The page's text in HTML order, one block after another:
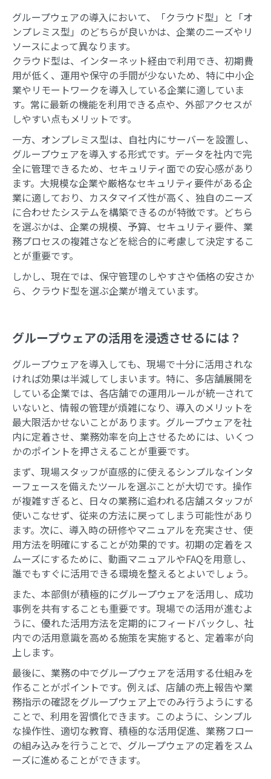
グループウェアの導入において、「クラウド型」と「オ
ンプレミス型」のどちらが良いかは、企業のニーズやリ
ソースによって異なります。
クラウド型は、インターネット経由で利用でき、初期費
用が低く、運用や保守の手間が少ないため、特に中小企
業やリモートワークを導入している企業に適していま
す。常に最新の機能を利用できる点や、外部アクセスが
しやすい点もメリットです。
一方、オンプレミス型は、自社内にサーバーを設置し、
グループウェアを導入する形式です。データを社内で完
全に管理できるため、セキュリティ面での安心感があり
ます。大規模な企業や厳格なセキュリティ要件がある企
業に適しており、カスタマイズ性が高く、独自のニーズ
に合わせたシステムを構築できるのが特徴です。どちら
を選ぶかは、企業の規模、予算、セキュリティ要件、業
務プロセスの複雑さなどを総合的に考慮して決定するこ
とが重要です。
しかし、現在では、保守管理のしやすさや価格の安さか
ら、クラウド型を選ぶ企業が増えています。
グループウェアの活用を浸透させるには？
グループウェアを導入しても、現場で十分に活用されな
ければ効果は半減してしまいます。特に、多店舗展開を
している企業では、各店舗での運用ルールが統一されて
いないと、情報の管理が煩雑になり、導入のメリットを
最大限活かせないことがあります。グループウェアを社
内に定着させ、業務効率を向上させるためには、いくつ
かのポイントを押さえることが重要です。
まず、現場スタッフが直感的に使えるシンプルなインタ
ーフェースを備えたツールを選ぶことが大切です。操作
が複雑すぎると、日々の業務に追われる店舗スタッフが
使いこなせず、従来の方法に戻ってしまう可能性があり
ます。次に、導入時の研修やマニュアルを充実させ、使
用方法を明確にすることが効果的です。初期の定着をス
ムーズにするために、動画マニュアルやFAQを用意し、
誰でもすぐに活用できる環境を整えるとよいでしょう。
また、本部側が積極的にグループウェアを活用し、成功
事例を共有することも重要です。現場での活用が進むよ
うに、優れた活用方法を定期的にフィードバックし、社
内での活用意識を高める施策を実施すると、定着率が向
上します。
最後に、業務の中でグループウェアを活用する仕組みを
作ることがポイントです。例えば、店舗の売上報告や業
務指示の確認をグループウェア上でのみ行うようにする
ことで、利用を習慣化できます。このように、シンプル
な操作性、適切な教育、積極的な活用促進、業務フロー
の組み込みを行うことで、グループウェアの定着をスム
ーズに進めることができます。